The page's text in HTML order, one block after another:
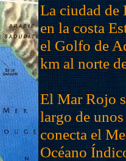
La ciudad de
en la costa
el Golfo de
km al norte
El Mar Rojo
largo de
conecta el
Océano